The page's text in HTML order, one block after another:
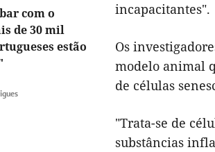
com o
de 30 mil
estão
incapacitantes".
Os
modelo animal
de células
"Trata-se de
substâncias